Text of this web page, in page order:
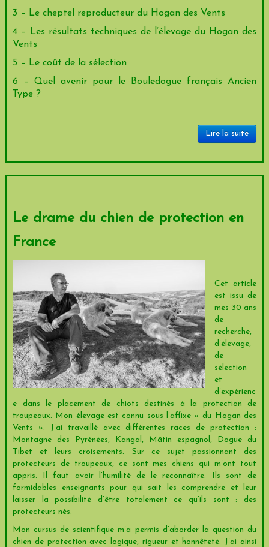
3 – Le cheptel reproducteur du Hogan des Vents
4 – Les résultats techniques de l’élevage du Hogan des
Vents
5 – Le coût de la sélection
6 – Quel avenir pour le Bouledogue français Ancien
Type ?
Lire la suite
Le drame du chien de protection en
France
Cet article
est issu de
mes 30 ans
de
recherche,
d’élevage,
de
sélection
et
d’expérienc
e dans le placement de chiots destinés à la protection de
troupeaux. Mon élevage est connu sous l’affixe « du Hogan des
Vents ». J’ai travaillé avec différentes races de protection :
Montagne des Pyrénées, Kangal, Mâtin espagnol, Dogue du
Tibet et leurs croisements. Sur ce sujet passionnant des
protecteurs de troupeaux, ce sont mes chiens qui m’ont tout
appris. Il faut avoir l’humilité de le reconnaître. Ils sont de
formidables enseignants pour qui sait les comprendre et leur
laisser la possibilité d’être totalement ce qu’ils sont : des
protecteurs nés.
Mon cursus de scientifique m’a permis d’aborder la question du
chien de protection avec logique, rigueur et honnêteté. J’ai ainsi